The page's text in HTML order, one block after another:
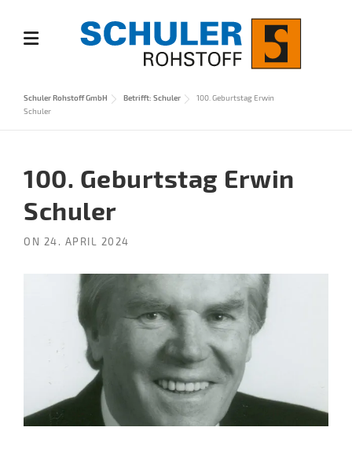
content
Schuler Rohstoff GmbH Betrifft: Schuler
100. Geburtstag Erwin
Schuler
100. Geburtstag Erwin
Schuler
ON 24. APRIL 2024